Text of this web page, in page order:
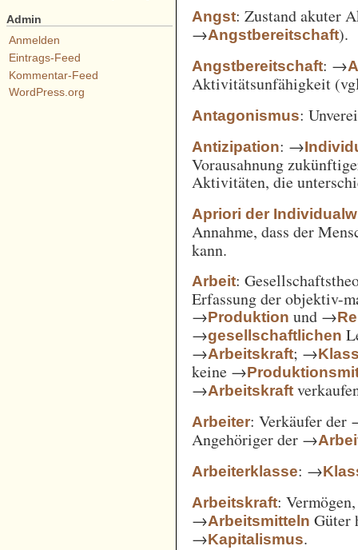
Angst: Zustand akuter
→Angstbereitschaft).
Angstbereitschaft: →
Aktivitätsunfähigkeit
Antagonismus:
Antizipation: →
Vorausahnung
Aktivitäten, die
Apriori der
Annahme, dass der
kann.
Arbeit:
Erfassung der objektiv-
→Produktion und →
→gesellschaftlichen
→Arbeitskraft; →
keine →
→Arbeitskraft
Arbeiter: Verkäufer der
Angehöriger der →
Arbeiterklasse: →
Arbeitskraft:
→Arbeitsmitteln Güter
→Kapitalismus.
Admin
Anmelden
Eintrags-Feed
Kommentar-Feed
WordPress.org